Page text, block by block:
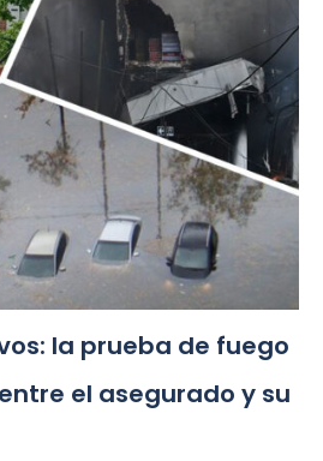
la prueba de fuego
el asegurado y su